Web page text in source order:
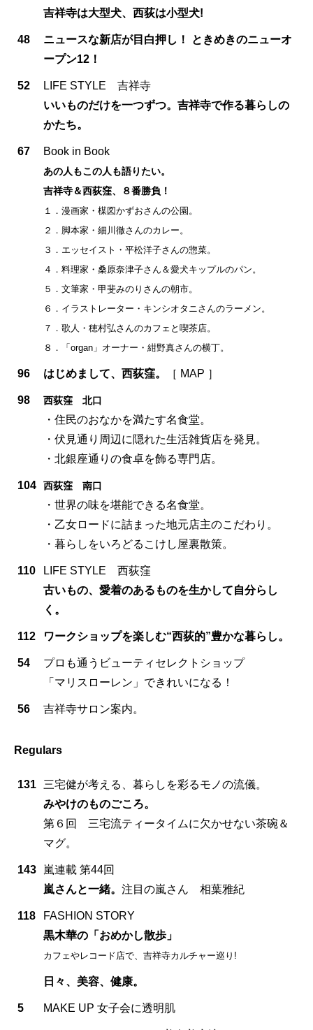
吉祥寺は大型犬、西荻は小型犬!
48
ニュースな新店が目白押し！ ときめきのニューオ
ープン12！
52
LIFE STYLE 吉祥寺
いいものだけを一つずつ。吉祥寺で作る暮らしの
かたち。
67 Book in Book
あの人もこの人も語りたい。
吉祥寺＆西荻窪、８番勝負！
１．漫画家・楳図かずおさんの公園。
２．脚本家・細川徹さんのカレー。
３．エッセイスト・平松洋子さんの惣菜。
４．料理家・桑原奈津子さん＆愛犬キップルのパン。
５．文筆家・甲斐みのりさんの朝市。
６．イラストレーター・キンシオタニさんのラーメン。
７．歌人・穂村弘さんのカフェと喫茶店。
８．「organ」オーナー・紺野真さんの横丁。
96 はじめまして、西荻窪。 ［ MAP ］
98 西荻窪 北口
・住民のおなかを満たす名食堂。
・伏見通り周辺に隠れた生活雑貨店を発見。
・北銀座通りの食卓を飾る専門店。
104 西荻窪 南口
・世界の味を堪能できる名食堂。
・乙女ロードに詰まった地元店主のこだわり。
・暮らしをいろどるこけし屋裏散策。
110
LIFE STYLE 西荻窪
古いもの、愛着のあるものを生かして自分らし
く。
112 ワークショップを楽しむ“西荻的”豊かな暮らし。
54
プロも通うビューティセレクトショップ
「マリスローレン」できれいになる！
56 吉祥寺サロン案内。
Regulars
131
三宅健が考える、暮らしを彩るモノの流儀。
みやけのものごころ。
第６回 三宅流ティータイムに欠かせない茶碗＆
マグ。
143
嵐連載 第44回
嵐さんと一緒。 注目の嵐さん 相葉雅紀
118
FASHION STORY
黒木華の「おめかし散歩」
カフェやレコード店で、吉祥寺カルチャー巡り!
日々、美容、健康。
5 MAKE UP 女子会に透明肌